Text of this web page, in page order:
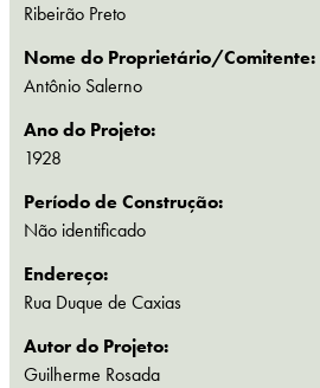
Ribeirão Preto
Nome do Proprietário/Comitente:
Antônio Salerno
Ano do Projeto:
1928
Período de Construção:
Não identificado
Endereço:
Rua Duque de Caxias
Autor do Projeto:
Guilherme Rosada